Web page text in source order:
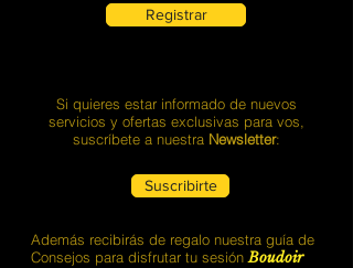
Registrar
Si quieres estar informado de nuevos
servicios y ofertas exclusivas para vos,
suscríbete a nuestra Newsletter:
Suscribirte
Además recibirás de regalo nuestra guía de
Consejos para disfrutar tu sesión Boudoir